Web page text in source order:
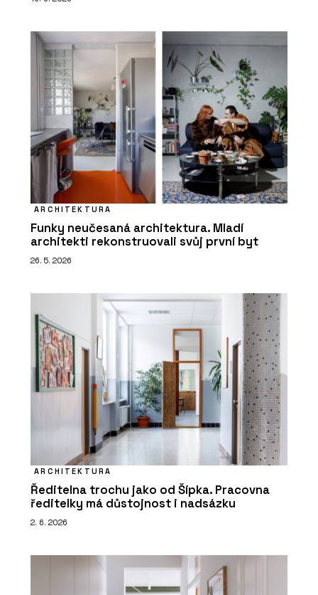
ARCHITEKTURA
Funky neučesaná architektura. Mladí
architekti rekonstruovali svůj první byt
26. 5. 2026
ARCHITEKTURA
Ředitelna trochu jako od Šípka. Pracovna
ředitelky má důstojnost i nadsázku
2. 6. 2026